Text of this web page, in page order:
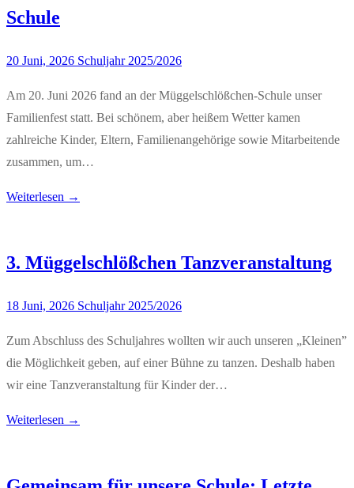
Schule
20 Juni, 2026 Schuljahr 2025/2026
Am 20. Juni 2026 fand an der Müggelschlößchen-Schule unser
Familienfest statt. Bei schönem, aber heißem Wetter kamen
zahlreiche Kinder, Eltern, Familienangehörige sowie Mitarbeitende
zusammen, um…
Weiterlesen →
3. Müggelschlößchen Tanzveranstaltung
18 Juni, 2026 Schuljahr 2025/2026
Zum Abschluss des Schuljahres wollten wir auch unseren „Kleinen”
die Möglichkeit geben, auf einer Bühne zu tanzen. Deshalb haben
wir eine Tanzveranstaltung für Kinder der…
Weiterlesen →